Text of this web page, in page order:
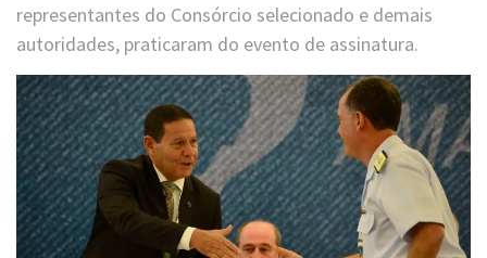
representantes do Consórcio selecionado e demais
autoridades, praticaram do evento de assinatura.